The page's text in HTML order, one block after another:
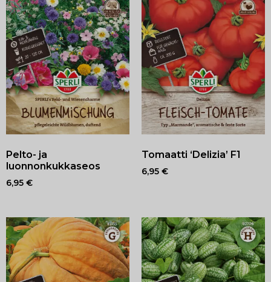
Pelto- ja
luonnonkukkaseos
6,95 €
Tomaatti ‘Delizia’ F1
6,95 €